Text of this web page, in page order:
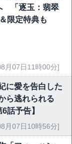
「逐玉：翡翠
限定特典も
月07日11時00分]
に愛を告白した
ら逃れられる
話予告】
月07日10時56分]